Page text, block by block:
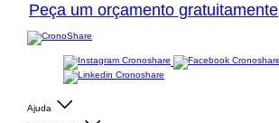
Peça um orçamento gratuitamente
Ajuda